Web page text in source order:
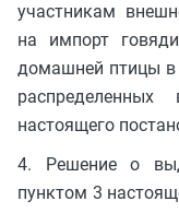
участникам
на импорт
домашней птицы в
настоящего
4. Решение о
пунктом 3